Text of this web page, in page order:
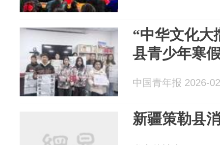
“中华文化大
县青少年寒
中国青年报 2026-
新疆策勒县